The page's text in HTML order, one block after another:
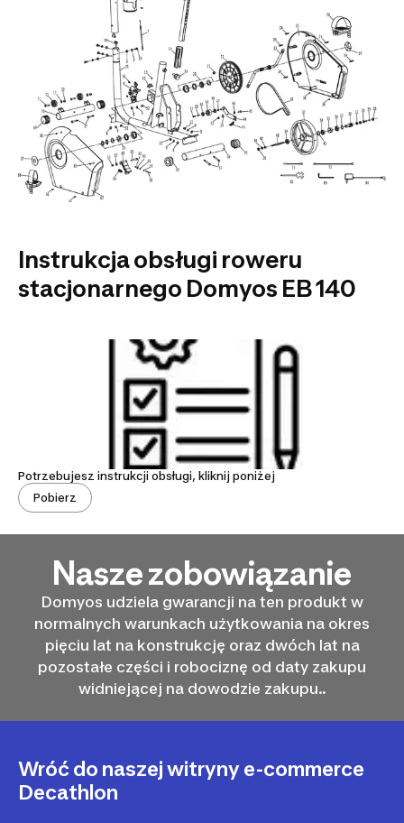
Instrukcja obsługi roweru
stacjonarnego Domyos EB 140
Potrzebujesz instrukcji obsługi, kliknij poniżej
Pobierz
Nasze zobowiązanie
Domyos udziela gwarancji na ten produkt w
normalnych warunkach użytkowania na okres
pięciu lat na konstrukcję oraz dwóch lat na
pozostałe części i robociznę od daty zakupu
widniejącej na dowodzie zakupu..
Wróć do naszej witryny e-commerce
Decathlon